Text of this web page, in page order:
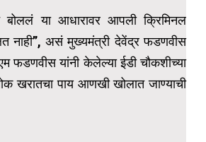
बोललं या आधारावर आपली क्रिमिनल
नाही”, असं मुख्यमंत्री देवेंद्र फडणवीस
फडणवीस यांनी केलेल्या ईडी चौकशीच्या
खरातचा पाय आणखी खोलात जाण्याची